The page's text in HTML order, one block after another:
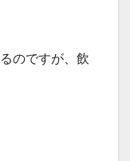
のですが、飲